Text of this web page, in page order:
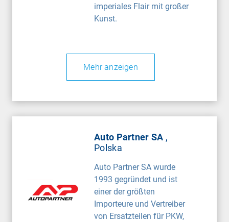
imperiales Flair mit großer
Kunst.
Mehr anzeigen
Auto Partner SA ,
Polska
Auto Partner SA wurde
1993 gegründet und ist
einer der größten
Importeure und Vertreiber
von Ersatzteilen für PKW,